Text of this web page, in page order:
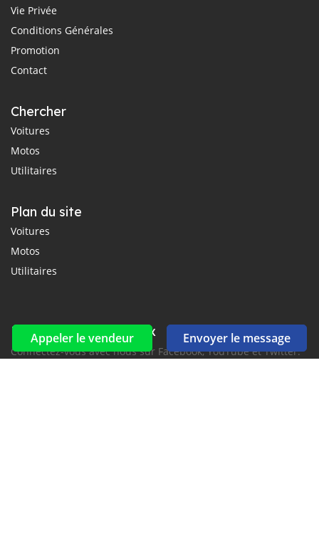
Appeler le vendeur Envoyer le message
Vie Privée
Conditions Générales
Promotion
Contact
Chercher
Voitures
Motos
Utilitaires
Plan du site
Voitures
Motos
Utilitaires
Réseaux sociaux et flux
Connectez-vous avec nous sur Facebook, YouTube et Twitter.